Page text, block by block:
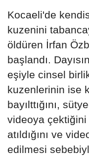
Kocaeli'de
kuzenini
öldüren İrfan
başlandı.
eşiyle cinsel
kuzenlerinin ise
bayılttığını,
videoya
atıldığını ve
edilmesi